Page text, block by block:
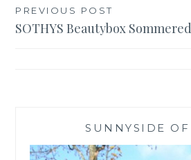
Beitragsnavigation
PREVIOUS POST
SOTHYS Beautybox
SUNNYSIDE